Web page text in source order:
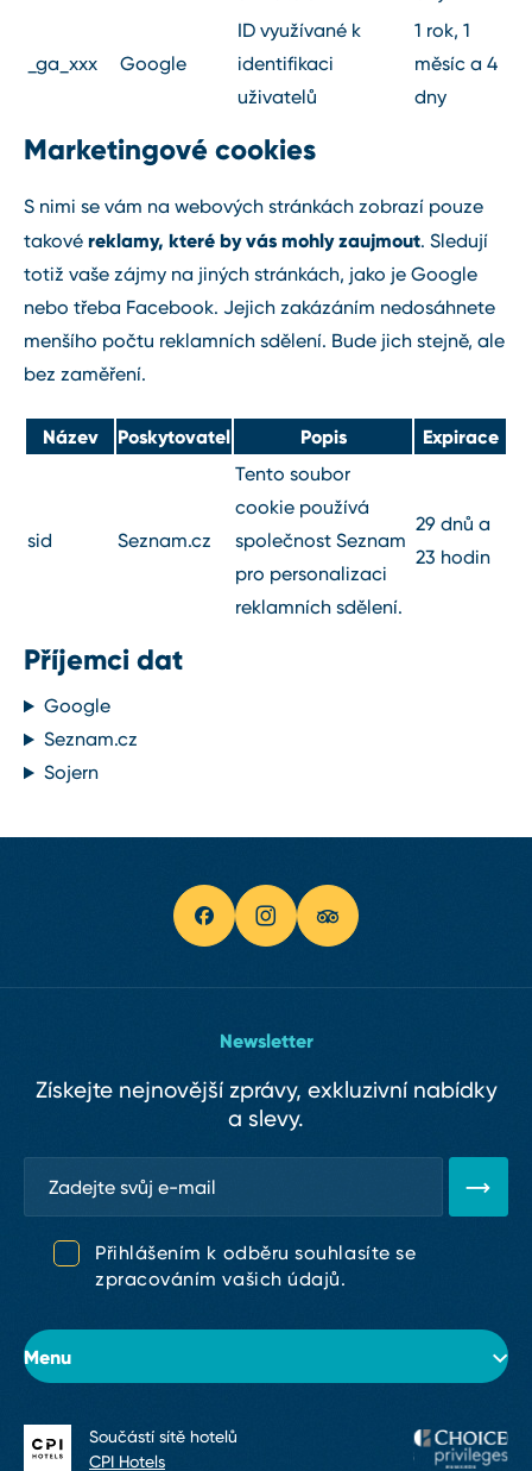
_ga_xxx Google
ID využívané k
identifikaci
uživatelů
1 rok, 1
měsíc a 4
dny
Marketingové cookies
S nimi se vám na webových stránkách zobrazí pouze
takové reklamy, které by vás mohly zaujmout. Sledují
totiž vaše zájmy na jiných stránkách, jako je Google
nebo třeba Facebook. Jejich zakázáním nedosáhnete
menšího počtu reklamních sdělení. Bude jich stejně, ale
bez zaměření.
Název Poskytovatel Popis Expirace
sid Seznam.cz
Tento soubor
cookie používá
společnost Seznam
pro personalizaci
reklamních sdělení.
29 dnů a
23 hodin
Příjemci dat
Google
Seznam.cz
Sojern
Menu
O hotelu
Newsletter
Získejte nejnovější zprávy, exkluzivní nabídky
a slevy.
Přihlášením k odběru souhlasíte se
zpracováním vašich údajů.
Součástí sítě hotelů
CPI Hotels